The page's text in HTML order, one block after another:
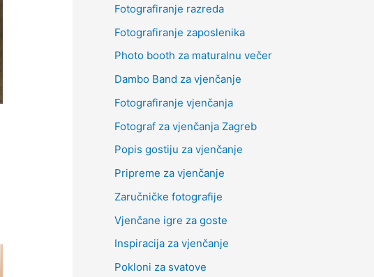
Fotografiranje razreda
Fotografiranje zaposlenika
Photo booth za maturalnu večer
Dambo Band za vjenčanje
Fotografiranje vjenčanja
Fotograf za vjenčanja Zagreb
Popis gostiju za vjenčanje
Pripreme za vjenčanje
Zaručničke fotografije
Vjenčane igre za goste
Inspiracija za vjenčanje
Pokloni za svatove